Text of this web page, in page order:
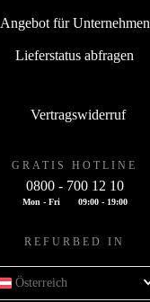
Angebot für Unternehmen
Lieferstatus abfragen
Vertragswiderruf
GRATIS HOTLINE
0800 - 700 12 10
Mon - Fri 09:00 - 19:00
REFURBED IN
Österreich